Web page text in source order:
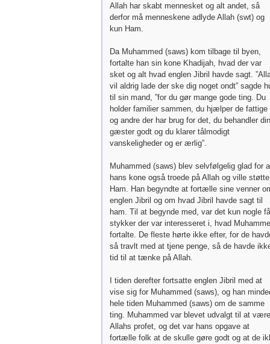
Allah har skabt mennesket og alt andet, så
derfor må menneskene adlyde Allah (swt) og
kun Ham.
Da Muhammed (saws) kom tilbage til byen,
fortalte han sin kone Khadijah, hvad der var
sket og alt hvad englen Jibril havde sagt.
vil aldrig lade der ske dig noget ondt” sagde
til sin mand, ”for du gør mange gode ting. Du
holder familier sammen, du hjælper de fattige
og andre der har brug for det, du behandler
gæster godt og du klarer tålmodigt
vanskeligheder og er ærlig”.
Muhammed (saws) blev selvfølgelig glad for
hans kone også troede på Allah og ville støtte
Ham. Han begyndte at fortælle sine venner
englen Jibril og om hvad Jibril havde sagt til
ham. Til at begynde med, var det kun nogle få
stykker der var interesseret i, hvad
fortalte. De fleste hørte ikke efter, for de
så travlt med at tjene penge, så de havde
tid til at tænke på Allah.
I tiden derefter fortsatte englen Jibril med at
vise sig for Muhammed (saws), og han
hele tiden Muhammed (saws) om de samme
ting. Muhammed var blevet udvalgt til at være
Allahs profet, og det var hans opgave at
fortælle folk at de skulle gøre godt og at de